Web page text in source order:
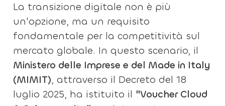
La transizione digitale non è più
un'opzione, ma un requisito
fondamentale per la competitività sul
mercato globale. In questo scenario, il
Ministero delle Imprese e del Made in Italy
(MIMIT), attraverso il Decreto del 18
luglio 2025, ha istituito il "Voucher Cloud